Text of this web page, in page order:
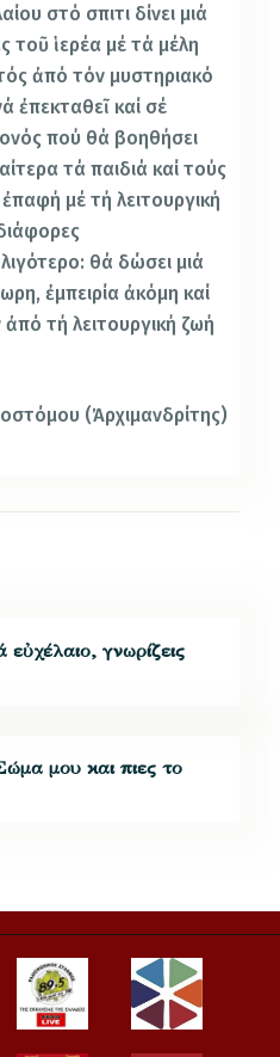
στό σπιτι δίνει μιά
τοῦ ἱερέα μέ τά μέλη
ἀπό τόν μυστηριακό
ἐπεκταθεῖ καί σέ
πού θά βοηθήσει
τά παιδιά καί τούς
μέ τή λειτουργική
θά δώσει μιά
ἐμπειρία ἀκόμη καί
τή λειτουργική ζωή
(Ἀρχιμανδρίτης)
εὐχέλαιο, γνωρίζεις
μου και πιες το